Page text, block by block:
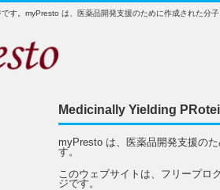
す。myPresto は、医薬品開発支援のために作成された分
Medicinally Yielding
myPresto は、医薬品開発支援の
す。
このウェブサイトは、フリープロ
ジです。